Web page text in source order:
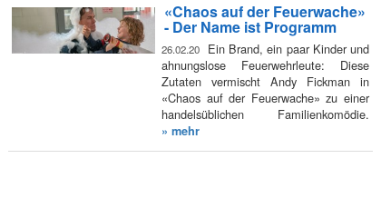
«Chaos auf der Feuerwache»
- Der Name ist Programm
26.02.20
Ein Brand, ein paar Kinder und
ahnungslose Feuerwehrleute: Diese
Zutaten vermischt Andy Fickman in
«Chaos auf der Feuerwache» zu einer
handelsüblichen Familienkomödie.
» mehr